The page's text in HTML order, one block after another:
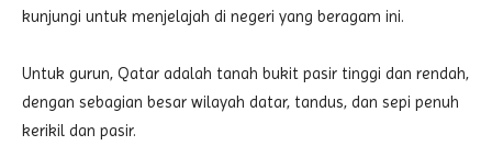
kunjungi untuk menjelajah di negeri yang beragam ini.
Untuk gurun, Qatar adalah tanah bukit pasir tinggi dan rendah,
dengan sebagian besar wilayah datar, tandus, dan sepi penuh
kerikil dan pasir.